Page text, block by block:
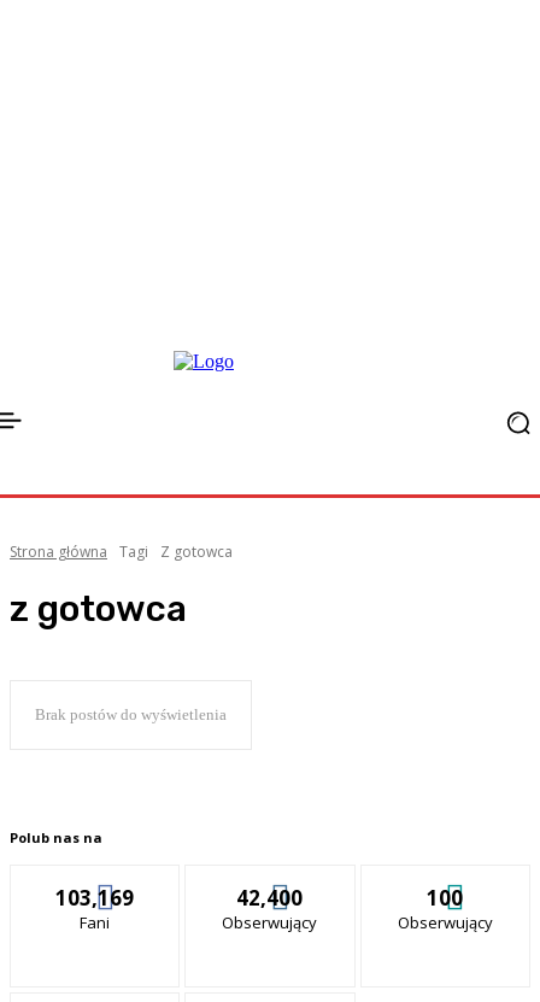
Strona główna Tagi Z gotowca
z gotowca
Brak postów do wyświetlenia
Polub nas na
103,169
Fani
42,400
Obserwujący
100
Obserwujący